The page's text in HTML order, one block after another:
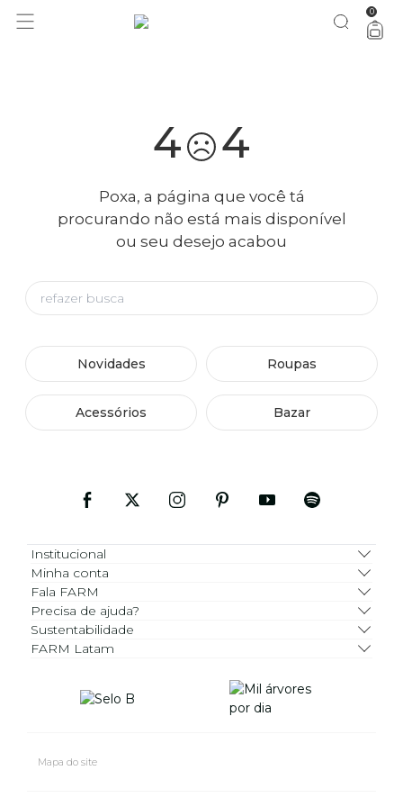
você merece 30% OFF pra comemorar com a gente aproveita! 0
4 4
Poxa, a página que você tá
procurando não está mais disponível
ou seu desejo acabou
Novidades Roupas
Acessórios Bazar
Institucional
Minha conta
Fala FARM
Precisa de ajuda?
Sustentabilidade
FARM Latam
Mapa do site